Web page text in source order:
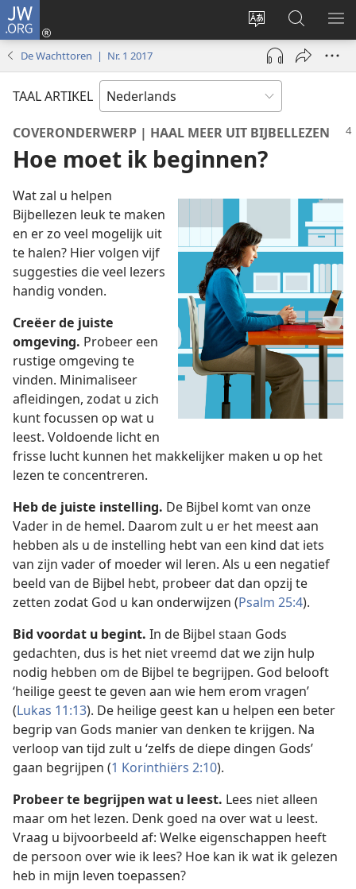
JW.ORG
Taal
site
wijzigen
Inloggen
(opent
nieuw
venster)
Zoeken
op
JW.ORG
De Wachttoren | Nr. 1 2017
TAAL ARTIKEL
COVERONDERWERP | HAAL MEER UIT BIJBELLEZEN
Hoe moet ik beginnen?
Wat zal u helpen
Bijbellezen leuk te maken
en er zo veel mogelijk uit
te halen? Hier volgen vijf
suggesties die veel lezers
handig vonden.
Creëer de juiste
omgeving. Probeer een
rustige omgeving te
vinden. Minimaliseer
afleidingen, zodat u zich
kunt focussen op wat u
leest. Voldoende licht en
frisse lucht kunnen het makkelijker maken u op het
lezen te concentreren.
Heb de juiste instelling. De Bijbel komt van onze
Vader in de hemel. Daarom zult u er het meest aan
hebben als u de instelling hebt van een kind dat iets
van zijn vader of moeder wil leren. Als u een negatief
beeld van de Bijbel hebt, probeer dat dan opzij te
zetten zodat God u kan onderwijzen (Psalm 25:4).
Bid voordat u begint. In de Bijbel staan Gods
gedachten, dus is het niet vreemd dat we zijn hulp
nodig hebben om de Bijbel te begrijpen. God belooft
‘heilige geest te geven aan wie hem erom vragen’
(Lukas 11:13). De heilige geest kan u helpen een beter
begrip van Gods manier van denken te krijgen. Na
verloop van tijd zult u ‘zelfs de diepe dingen Gods’
gaan begrijpen (1 Korinthiërs 2:10).
Probeer te begrijpen wat u leest. Lees niet alleen
maar om het lezen. Denk goed na over wat u leest.
Vraag u bijvoorbeeld af: Welke eigenschappen heeft
de persoon over wie ik lees? Hoe kan ik wat ik gelezen
heb in mijn leven toepassen?